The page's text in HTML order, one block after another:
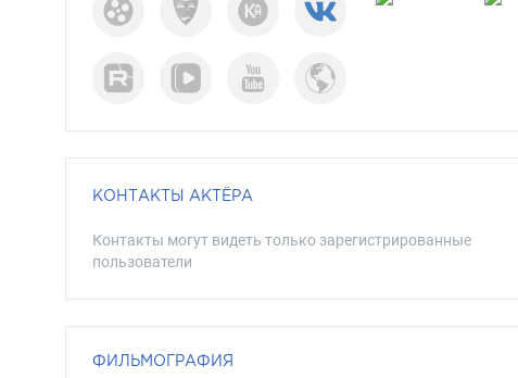
КОНТАКТЫ АКТЁРА
Контакты могут видеть только зарегистрированные
пользователи
ФИЛЬМОГРАФИЯ